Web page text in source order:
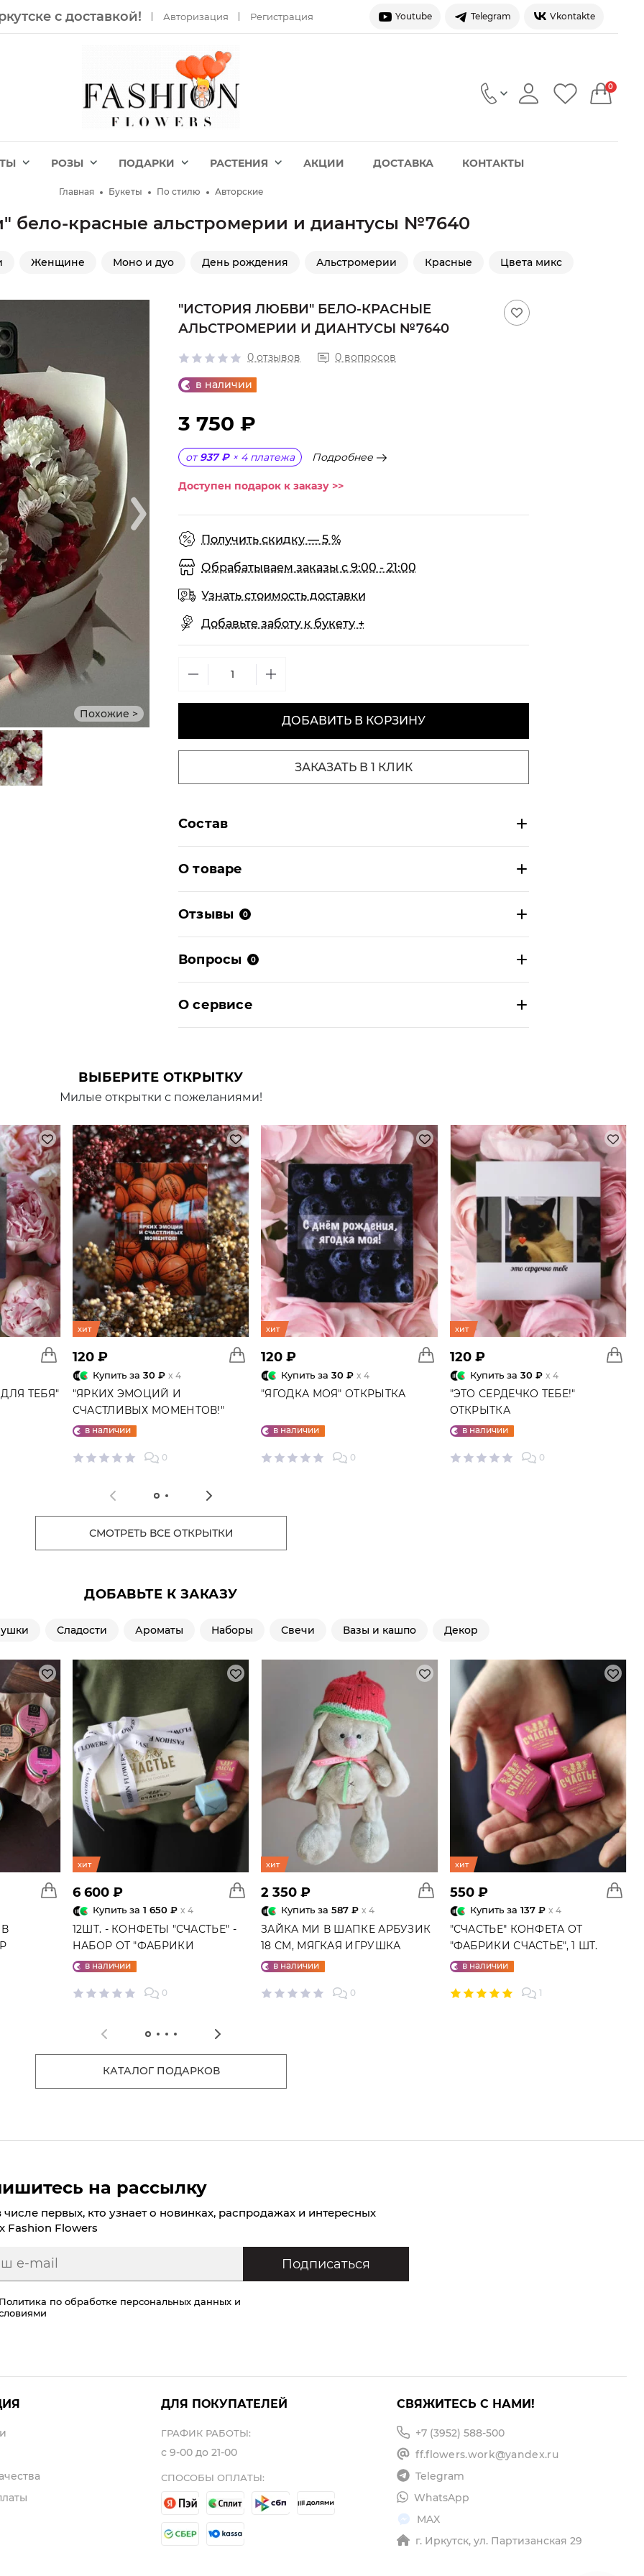
с доставкой! Авторизация Регистрация Youtube Telegram Vkontakte
0
РОЗЫ ПОДАРКИ РАСТЕНИЯ АКЦИИ ДОСТАВКА КОНТАКТЫ
Главная Букеты По стилю Авторские
бело-красные альстромерии и диантусы №7640
Женщине Моно и дуо День рождения Альстромерии Красные Цвета микс
Похожие >
"ИСТОРИЯ ЛЮБВИ" БЕЛО-КРАСНЫЕ
АЛЬСТРОМЕРИИ И ДИАНТУСЫ №7640
0 отзывов 0 вопросов
в наличии
3 750 ₽
от 937 ₽ × 4 платежа Подробнее
Доступен подарок к заказу >>
Получить скидку — 5 %
Обрабатываем заказы с 9:00 - 21:00
Узнать стоимость доставки
Добавьте заботу к букету +
ДОБАВИТЬ В КОРЗИНУ
ЗАКАЗАТЬ В 1 КЛИК
Состав
О товаре
Отзывы 0
Вопросы 0
О сервисе
ВЫБЕРИТЕ ОТКРЫТКУ
Милые открытки с пожеланиями!
ТЕБЯ"
хит
120 ₽
Купить за 30 ₽ x 4
"ЯРКИХ ЭМОЦИЙ И
СЧАСТЛИВЫХ МОМЕНТОВ!"
ОТКРЫТКА
в наличии
0
хит
120 ₽
Купить за 30 ₽ x 4
"ЯГОДКА МОЯ" ОТКРЫТКА
в наличии
0
хит
120 ₽
Купить за 30 ₽ x 4
"ЭТО СЕРДЕЧКО ТЕБЕ!"
ОТКРЫТКА
в наличии
0
СМОТРЕТЬ ВСЕ ОТКРЫТКИ
ДОБАВЬТЕ К ЗАКАЗУ
Сладости Ароматы Наборы Свечи Вазы и кашпо Декор
хит
6 600 ₽
Купить за 1 650 ₽ x 4
12ШТ. - КОНФЕТЫ "СЧАСТЬЕ" -
НАБОР ОТ "ФАБРИКИ
СЧАСТЬЕ"
в наличии
0
хит
2 350 ₽
Купить за 587 ₽ x 4
ЗАЙКА МИ В ШАПКЕ АРБУЗИК
18 СМ, МЯГКАЯ ИГРУШКА
в наличии
0
хит
550 ₽
Купить за 137 ₽ x 4
"СЧАСТЬЕ" КОНФЕТА ОТ
"ФАБРИКИ СЧАСТЬЕ", 1 ШТ.
в наличии
1
КАТАЛОГ ПОДАРКОВ
на рассылку
числе первых, кто узнает о новинках, распродажах и интересных
Fashion Flowers
по обработке персональных данных и
Подписаться
ДЛЯ ПОКУПАТЕЛЕЙ
ГРАФИК РАБОТЫ:
с 9-00 до 21-00
СПОСОБЫ ОПЛАТЫ:
СВЯЖИТЕСЬ С НАМИ!
+7 (3952) 588-500
ff.flowers.work@yandex.ru
Telegram
WhatsApp
MAX
г. Иркутск, ул. Партизанская 29